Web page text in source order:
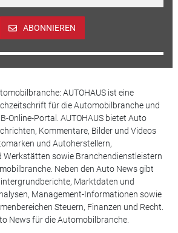
ABONNIEREN
AUTOHAUS ist eine
für die Automobilbranche und
Online-Portal. AUTOHAUS bietet Auto
Kommentare, Bilder und Videos
und Autoherstellern,
Werkstätten sowie Branchendienstleistern
Neben den Auto News gibt
Marktdaten und
Management-Informationen sowie
Steuern, Finanzen und Recht.
News für die Automobilbranche.